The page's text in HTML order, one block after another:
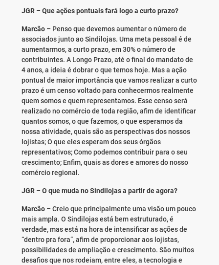
JGR – Que ações pontuais fará logo a curto prazo?
Marcão– Penso que devemos aumentar o número de
associados junto ao Sindilojas. Uma meta pessoal é de
aumentarmos, a curto prazo, em 30% o número de
contribuintes. A Longo Prazo, até o final do mandato de
4 anos, a ideia é dobrar o que temos hoje. Mas a ação
pontual de maior importância que vamos realizar a curto
prazo é um censo voltado para conhecermos realmente
quem somos e quem representamos. Esse censo será
realizado no comércio de toda região, afim de identificar
quantos somos, o que fazemos, o que esperamos da
nossa atividade, quais são as perspectivas dos nossos
lojistas; O que eles esperam dos seus órgãos
representativos; Como podemos contribuir para o seu
crescimento; Enfim, quais as dores e amores do nosso
comércio regional.
JGR – O que muda no Sindilojas a partir de agora?
Marcão– Creio que principalmente uma visão um pouco
mais ampla. O Sindilojas está bem estruturado, é
verdade, mas está na hora de intensificar as ações de
“dentro pra fora”, afim de proporcionar aos lojistas,
possibilidades de ampliação e crescimento. São muitos
desafios que nos rodeiam, entre eles, a tecnologia e